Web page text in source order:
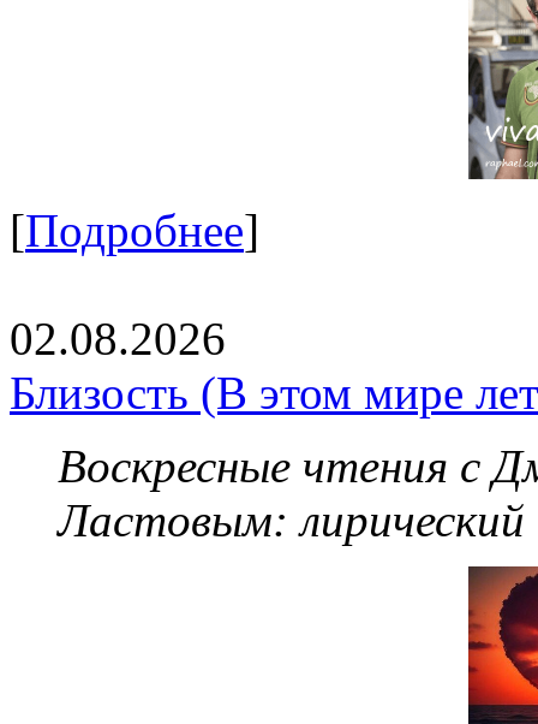
[Подробнее]
02.08.2026
Близость (В этом мире
Воскресные чтения с
Ластовым: